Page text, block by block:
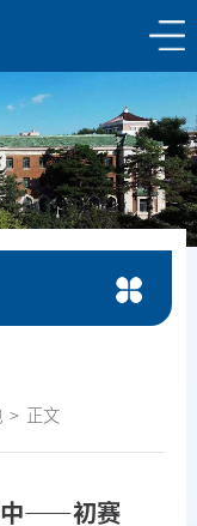
正文
中——初赛